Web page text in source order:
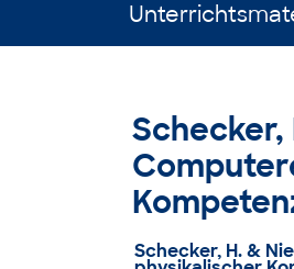
Schecker,
Schecker, H. &